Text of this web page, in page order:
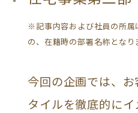
※記事内容および社員の所属
の、在籍時の部署名称となり
今回の企画では、
タイルを徹底的に